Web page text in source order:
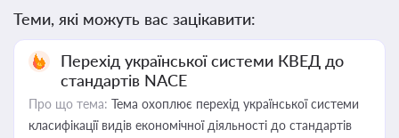
Теми, які можуть вас зацікавити:
Перехід української системи КВЕД до
стандартів NACE
Про що тема: Тема охоплює перехід української системи
класифікації видів економічної діяльності до стандартів